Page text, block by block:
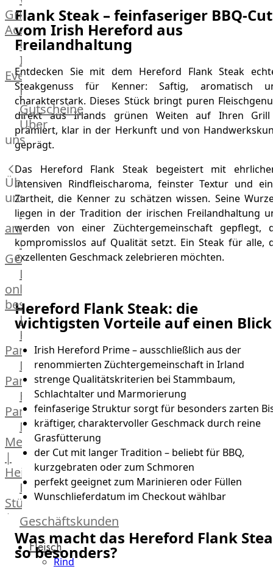
Grill
Academy
OTTO@Home
Individuelle
Events
Partner
Kalender
Gästehaus
Villa
Glanzstoff
Gutscheine
Über
uns
Über
uns
Alle
anzeigen
OTTO
GOURMET
Lebensmittel
online
bestellen
Karriere
Kochschul-
Partner
Depot-
Partner
Frischetheken-
Partner
Männer
Metzger
|
Heinsberg
Feinkost
Stüttgen
|
Düsseldorf
The
Geschäftskunden
Fleisch
Rind
Flank Steak – feinfaseriger BBQ-Cut
vom Irish Hereford aus
Freilandhaltung
Entdecken Sie mit dem Hereford Flank Steak
Steakgenuss für Kenner: Saftig, aromatisch
charakterstark. Dieses Stück bringt puren
direkt aus Irlands grünen Weiten auf Ihren
prämiert, klar in der Herkunft und von
geprägt.
Das Hereford Flank Steak begeistert mit
intensiven Rindfleischaroma, feinster Textur und
Zartheit, die Kenner zu schätzen wissen. Seine
liegen in der Tradition der irischen Freilandhaltung
werden von einer Züchtergemeinschaft gepflegt,
kompromisslos auf Qualität setzt. Ein Steak für alle,
exzellenten Geschmack zelebrieren möchten.
Hereford Flank Steak: die
wichtigsten Vorteile auf einen Blick
Irish Hereford Prime – ausschließlich aus der
renommierten Züchtergemeinschaft in Irland
strenge Qualitätskriterien bei Stammbaum,
Schlachtalter und Marmorierung
feinfaserige Struktur sorgt für besonders zarten
kräftiger, charaktervoller Geschmack durch reine
Grasfütterung
der Cut mit langer Tradition – beliebt für BBQ,
kurzgebraten oder zum Schmoren
perfekt geeignet zum Marinieren oder Füllen
Wunschlieferdatum im Checkout wählbar
Was macht das Hereford Flank
so besonders?